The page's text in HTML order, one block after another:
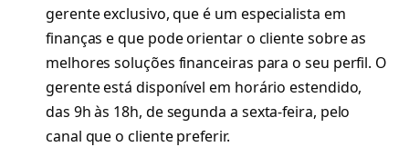
gerente exclusivo, que é um especialista em
finanças e que pode orientar o cliente sobre as
melhores soluções financeiras para o seu perfil. O
gerente está disponível em horário estendido,
das 9h às 18h, de segunda a sexta-feira, pelo
canal que o cliente preferir.